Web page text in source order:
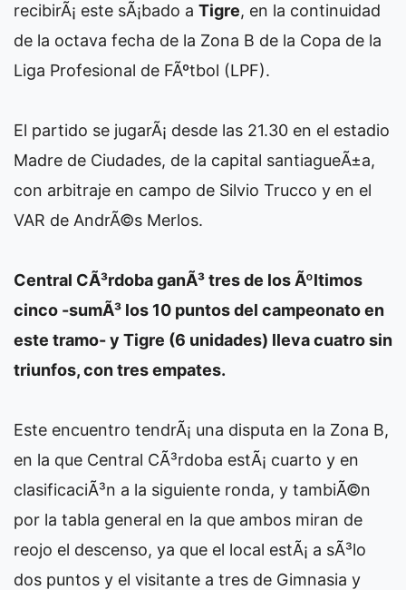
recibirÃ¡ este sÃ¡bado a Tigre, en la continuidad
de la octava fecha de la Zona B de la Copa de la
Liga Profesional de FÃºtbol (LPF).
El partido se jugarÃ¡ desde las 21.30 en el estadio
Madre de Ciudades, de la capital santiagueÃ±a,
con arbitraje en campo de Silvio Trucco y en el
VAR de AndrÃ©s Merlos.
Central CÃ³rdoba ganÃ³ tres de los Ãºltimos
cinco -sumÃ³ los 10 puntos del campeonato en
este tramo- y Tigre (6 unidades) lleva cuatro sin
triunfos, con tres empates.
Este encuentro tendrÃ¡ una disputa en la Zona B,
en la que Central CÃ³rdoba estÃ¡ cuarto y en
clasificaciÃ³n a la siguiente ronda, y tambiÃ©n
por la tabla general en la que ambos miran de
reojo el descenso, ya que el local estÃ¡ a sÃ³lo
dos puntos y el visitante a tres de Gimnasia y